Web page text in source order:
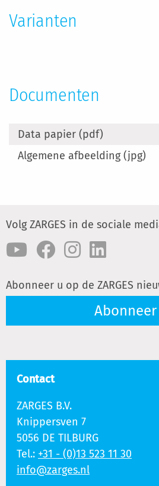
Varianten
Documenten
Data papier (pdf)
Algemene afbeelding (jpg)
Volg ZARGES in de sociale
Abonneer u op de ZARGES
Abonneer
Contact
ZARGES B.V.
Knippersven 7
5056 DE TILBURG
Tel.: +31 - (0)13 523 11 30
info@zarges.nl